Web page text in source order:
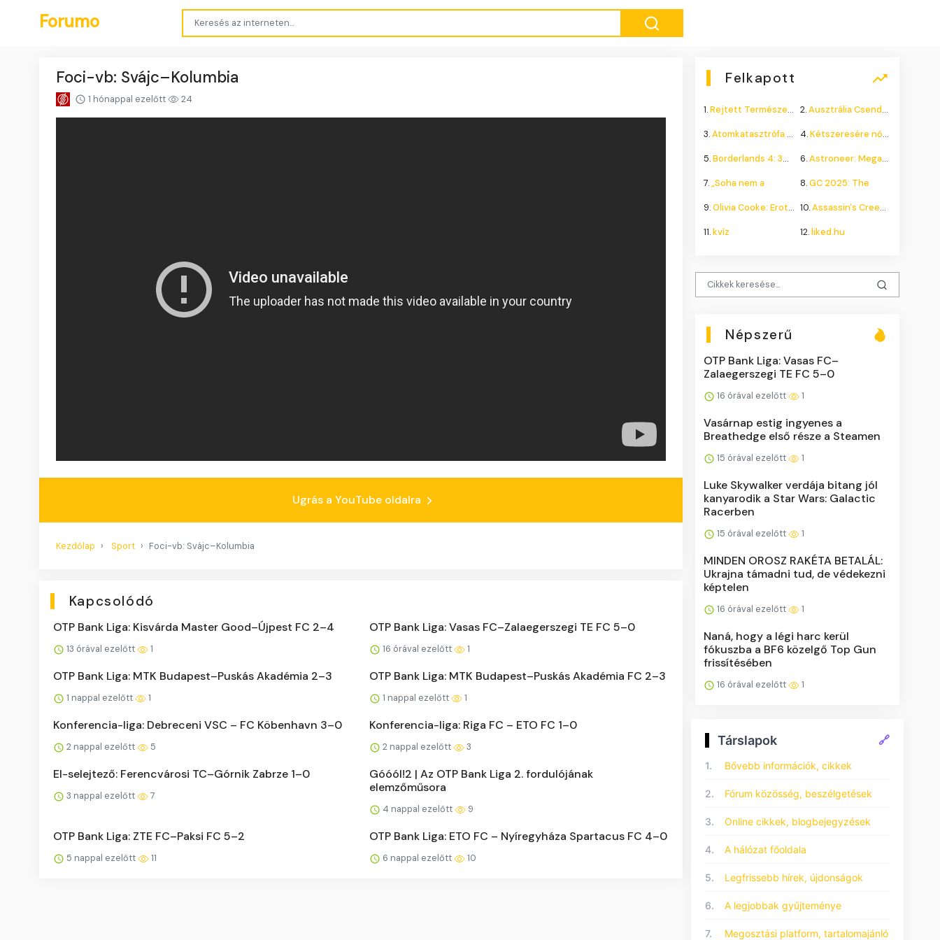
Forumo
Foci-vb: Svájc–Kolumbia
1 hónappal ezelőtt 24
Ugrás a YouTube oldalra
Kezdőlap Sport Foci-vb: Svájc–Kolumbia
Kapcsolódó
OTP Bank Liga: Kisvárda Master Good–Újpest FC 2–4
13 órával ezelőtt 1
OTP Bank Liga: Vasas FC–Zalaegerszegi TE FC 5–0
16 órával ezelőtt 1
OTP Bank Liga: MTK Budapest–Puskás Akadémia 2–3
1 nappal ezelőtt 1
OTP Bank Liga: MTK Budapest–Puskás Akadémia FC 2–3
1 nappal ezelőtt 1
Konferencia-liga: Debreceni VSC – FC Köbenhavn 3–0
2 nappal ezelőtt 5
Konferencia-liga: Riga FC – ETO FC 1–0
2 nappal ezelőtt 3
El-selejtező: Ferencvárosi TC–Górnik Zabrze 1–0
3 nappal ezelőtt 7
Góóól!2 | Az OTP Bank Liga 2. fordulójának
elemzőműsora
4 nappal ezelőtt 9
OTP Bank Liga: ZTE FC–Paksi FC 5–2
5 nappal ezelőtt 11
OTP Bank Liga: ETO FC – Nyíregyháza Spartacus FC 4–0
6 nappal ezelőtt 10
Felkapott
1.Rejtett Természeti Csoda 2.Ausztrália Csendes Összeomlása
3.Atomkatasztrófa 1985: A 4.Kétszeresére nőhet a
5.Borderlands 4: 300.000+ 6.Astroneer: Megatech DLC
7.„Soha nem a 8.GC 2025: The
9.Olivia Cooke: Erotikus 10.Assassin's Creed Shadows
11.kvíz 12.liked.hu
Népszerű
OTP Bank Liga: Vasas FC–
Zalaegerszegi TE FC 5–0
16 órával ezelőtt 1
Vasárnap estig ingyenes a
Breathedge első része a Steamen
15 órával ezelőtt 1
Luke Skywalker verdája bitang jól
kanyarodik a Star Wars: Galactic
Racerben
15 órával ezelőtt 1
MINDEN OROSZ RAKÉTA BETALÁL:
Ukrajna támadni tud, de védekezni
képtelen
16 órával ezelőtt 1
Naná, hogy a légi harc kerül
fókuszba a BF6 közelgő Top Gun
frissítésében
16 órával ezelőtt 1
Társlapok 🔗
1. Bővebb információk, cikkek
2. Fórum közösség, beszélgetések
3. Online cikkek, blogbejegyzések
4. A hálózat főoldala
5. Legfrissebb hírek, újdonságok
6. A legjobbak gyűjteménye
7. Megosztási platform, tartalomajánló